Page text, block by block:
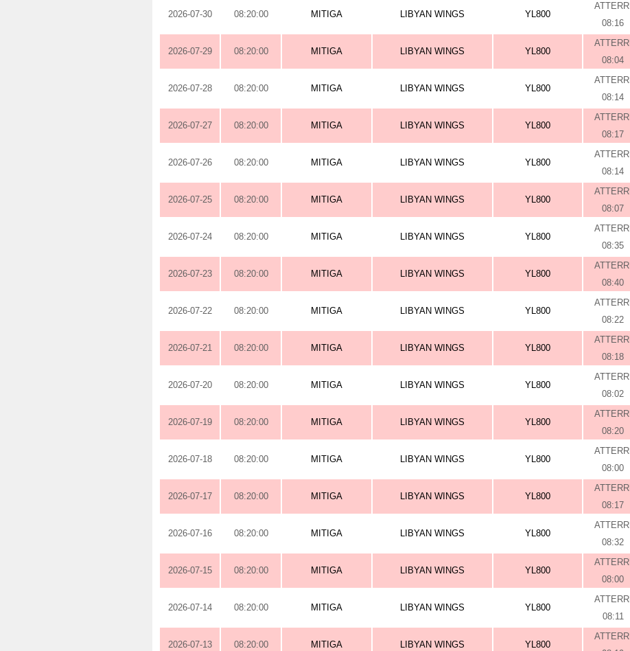
2026-07-30 08:20:00 MITIGA LIBYAN WINGS YL800
ATTERRI
08:16
2026-07-29 08:20:00 MITIGA LIBYAN WINGS YL800
ATTERRI
08:04
2026-07-28 08:20:00 MITIGA LIBYAN WINGS YL800
ATTERRI
08:14
2026-07-27 08:20:00 MITIGA LIBYAN WINGS YL800
ATTERRI
08:17
2026-07-26 08:20:00 MITIGA LIBYAN WINGS YL800
ATTERRI
08:14
2026-07-25 08:20:00 MITIGA LIBYAN WINGS YL800
ATTERRI
08:07
2026-07-24 08:20:00 MITIGA LIBYAN WINGS YL800
ATTERRI
08:35
2026-07-23 08:20:00 MITIGA LIBYAN WINGS YL800
ATTERRI
08:40
2026-07-22 08:20:00 MITIGA LIBYAN WINGS YL800
ATTERRI
08:22
2026-07-21 08:20:00 MITIGA LIBYAN WINGS YL800
ATTERRI
08:18
2026-07-20 08:20:00 MITIGA LIBYAN WINGS YL800
ATTERRI
08:02
2026-07-19 08:20:00 MITIGA LIBYAN WINGS YL800
ATTERRI
08:20
2026-07-18 08:20:00 MITIGA LIBYAN WINGS YL800
ATTERRI
08:00
2026-07-17 08:20:00 MITIGA LIBYAN WINGS YL800
ATTERRI
08:17
2026-07-16 08:20:00 MITIGA LIBYAN WINGS YL800
ATTERRI
08:32
2026-07-15 08:20:00 MITIGA LIBYAN WINGS YL800
ATTERRI
08:00
2026-07-14 08:20:00 MITIGA LIBYAN WINGS YL800
ATTERRI
08:11
2026-07-13 08:20:00 MITIGA LIBYAN WINGS YL800
ATTERRI